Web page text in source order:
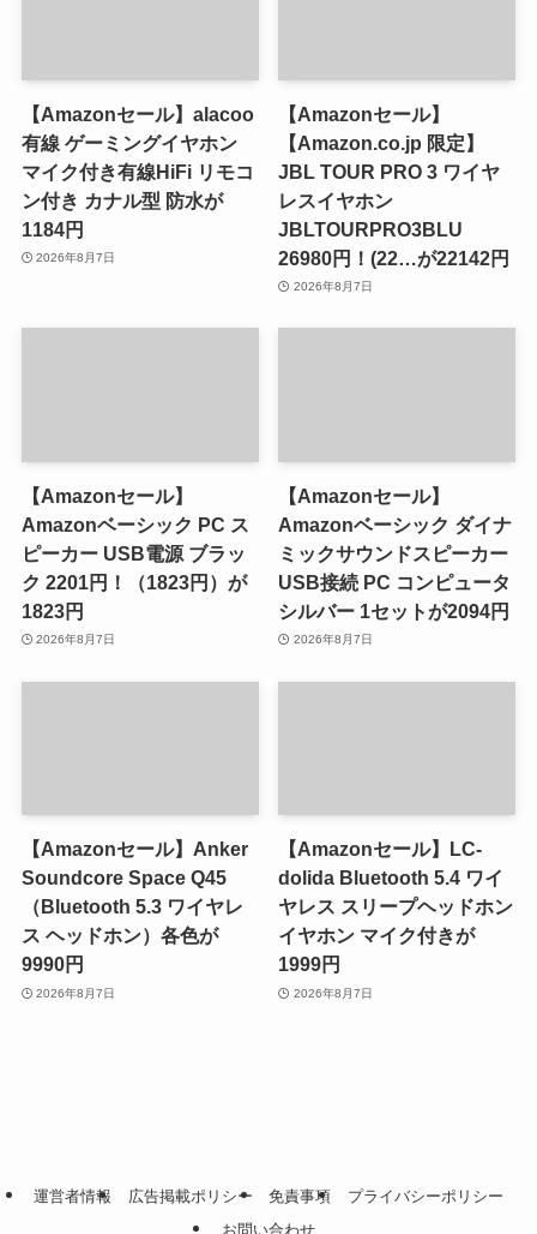
【Amazonセール】alacoo
有線 ゲーミングイヤホン
マイク付き有線HiFi リモコ
ン付き カナル型 防水が
1184円
2026年8月7日
【Amazonセール】
【Amazon.co.jp 限定】
JBL TOUR PRO 3 ワイヤ
レスイヤホン
JBLTOURPRO3BLU
26980円！(22…が22142円
2026年8月7日
【Amazonセール】
Amazonベーシック PC ス
ピーカー USB電源 ブラッ
ク 2201円！（1823円）が
1823円
2026年8月7日
【Amazonセール】
Amazonベーシック ダイナ
ミックサウンドスピーカー
USB接続 PC コンピュータ
シルバー 1セットが2094円
2026年8月7日
【Amazonセール】Anker
Soundcore Space Q45
（Bluetooth 5.3 ワイヤレ
ス ヘッドホン）各色が
9990円
2026年8月7日
【Amazonセール】LC-
dolida Bluetooth 5.4 ワイ
ヤレス スリープヘッドホン
イヤホン マイク付きが
1999円
2026年8月7日
運営者情報 広告掲載ポリシー 免責事項
プライバシーポリシー
お問い合わせ